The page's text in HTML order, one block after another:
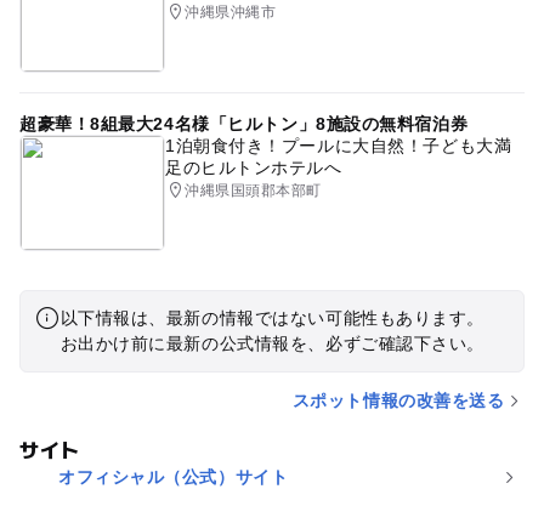
沖縄県沖縄市
超豪華！8組最大24名様「ヒルトン」8施設の無料宿泊券
1泊朝食付き！プールに大自然！子ども大満
足のヒルトンホテルへ
沖縄県国頭郡本部町
以下情報は、最新の情報ではない可能性もあります。
お出かけ前に最新の公式情報を、必ずご確認下さい。
スポット情報の改善を送る
サイト
オフィシャル（公式）サイト